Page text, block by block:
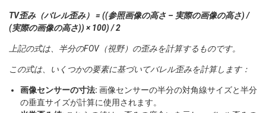
TV歪み（バレル歪み） = ((参照画像の高さ – 実際の画像の高さ) /
(実際の画像の高さ)) × 100) / 2
上記の式は、半分のFOV（視野）の歪みを計算するものです。
この式は、いくつかの要素に基づいてバレル歪みを計算します：
画像センサーの寸法: 画像センサーの半分の対角線サイズと半分
の垂直サイズが計算に使用されます。